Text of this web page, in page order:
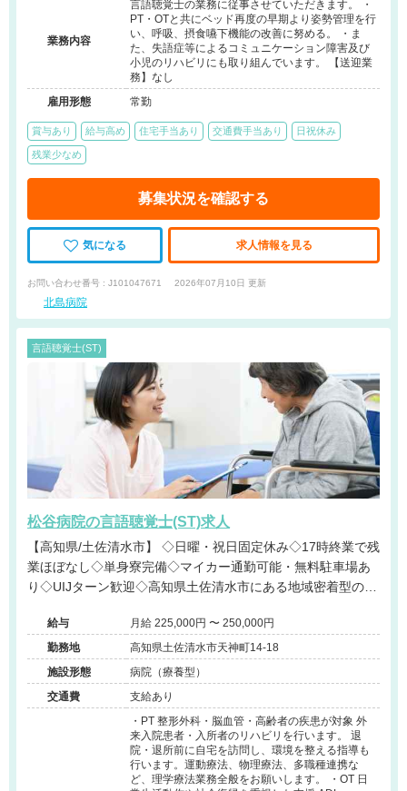
業務内容
言語聴覚士の業務に従事させていただきます。 ・
PT・OTと共にベッド再度の早期より姿勢管理を行
い、呼吸、摂食嚥下機能の改善に努める。 ・ま
た、失語症等によるコミュニケーション障害及び
小児のリハビリにも取り組んでいます。 【送迎業
務】なし
雇用形態
常勤
賞与あり 給与高め 住宅手当あり 交通費手当あり 日祝休み
残業少なめ
募集状況を確認する
気になる 求人情報を見る
お問い合わせ番号 : J101047671 2026年07月10日 更新
北島病院
言語聴覚士(ST)
松谷病院の言語聴覚士(ST)求人
【高知県/土佐清水市】 ◇日曜・祝日固定休み◇17時終業で残
業ほぼなし◇単身寮完備◇マイカー通勤可能・無料駐車場あ
り◇UIJターン歓迎◇高知県土佐清水市にある地域密着型の病
清水市
給与
月給 225,000円 〜 250,000円
勤務地
高知県土佐清水市天神町14-18
施設形態
病院（療養型）
交通費
支給あり
・PT 整形外科・脳血管・高齢者の疾患が対象 外
来入院患者・入所者のリハビリを行います。 退
院・退所前に自宅を訪問し、環境を整える指導も
行います。運動療法、物理療法、多職種連携な
ど、理学療法業務全般をお願いします。 ・OT 日